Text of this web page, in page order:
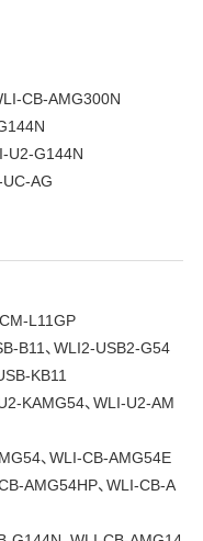
CB-AMG300N
U2-G144N
AG
L11GP
B11、WLI2-USB2-G54
KB11
KAMG54、WLI-U2-AM
、WLI-CB-AMG54E
AMG54HP、WLI-CB-A